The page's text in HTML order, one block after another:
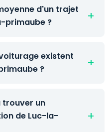
d'un trajet
primaube ?
existent
?
trouver un
de Luc-la-